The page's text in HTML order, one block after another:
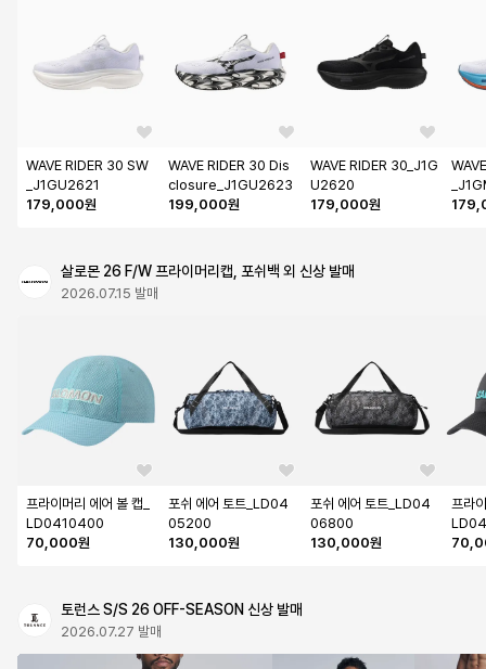
WAVE RIDER 30 SW
_J1GU2621
179,000원
WAVE RIDER 30 Dis
closure_J1GU2623
199,000원
WAVE RIDER 30_J1G
U2620
179,000원
살로몬 26 F/W 프라이머리캡, 포쉬백 외 신상 발매
2026.07.15 발매
프라이머리 에어 볼 캡_
LD0410400
70,000원
포쉬 에어 토트_LD04
05200
130,000원
포쉬 에어 토트_LD04
06800
130,000원
프라
토런스 S/S 26 OFF-SEASON 신상 발매
2026.07.27 발매